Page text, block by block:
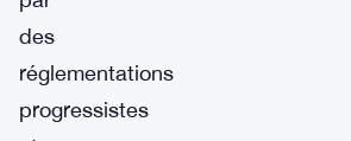
des
réglementations
progressistes